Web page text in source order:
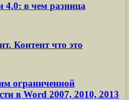
4.0: в чем разница
Контент что это
ограниченной
в Word 2007, 2010, 2013